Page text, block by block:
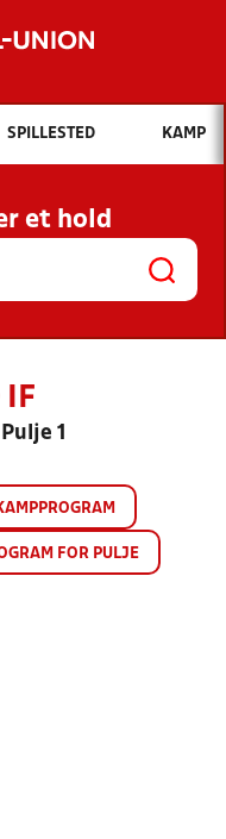
Hvad vil du søge efter?
OG NYHEDER
KLUBBER OG
SPILLESTED KAMP
et hold
IF
1
FOR PULJE